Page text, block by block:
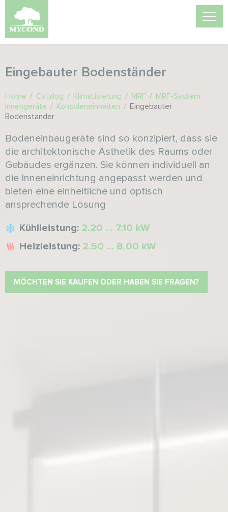
Eingebauter Bodenständer
Home / Catalog / Klimatisierung / MRF / MRF-System
Innengeräte / Konsoleneinheiten / Eingebauter
Bodenständer
Bodeneinbaugeräte sind so konzipiert, dass sie
die architektonische Ästhetik des Raums oder
Gebäudes ergänzen. Sie können individuell an
die Inneneinrichtung angepasst werden und
bieten eine einheitliche und optisch
ansprechende Lösung
Kühlleistung: 2.20 ... 7.10 kW
Heizleistung: 2.50 ... 8.00 kW
MÖCHTEN SIE KAUFEN ODER HABEN SIE FRAGEN?